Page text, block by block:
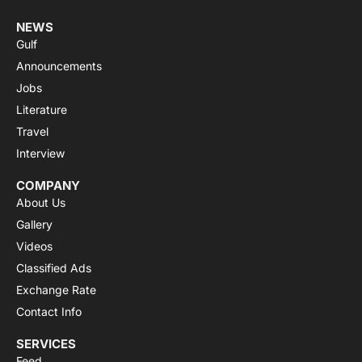
NEWS
Gulf
Announcements
Jobs
Literature
Travel
Interview
COMPANY
About Us
Gallery
Videos
Classified Ads
Exchange Rate
Contact Info
SERVICES